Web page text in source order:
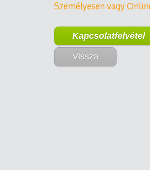
Személyesen vagy
Kapcsolatfelvétel
Vissza